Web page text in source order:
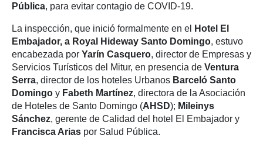
Pública, para evitar contagio de COVID-19.
La inspección, que inició formalmente en el
Hotel El
Embajador, a Royal Hideway Santo Domingo, estuvo
encabezada por Yarín Casquero, director de Empresas y
Servicios Turísticos del Mitur, en presencia de Ventura
Serra, director de los hoteles Urbanos Barceló Santo
Domingo y Fabeth Martínez, directora de la Asociación
de Hoteles de Santo Domingo (AHSD); Mileinys
Sánchez, gerente de Calidad del hotel El Embajador y
Francisca Arias por Salud Pública.